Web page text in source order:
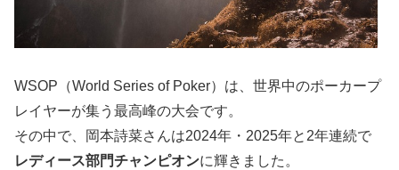
WSOP（World Series of Poker）は、世界中のポーカープ
レイヤーが集う最高峰の大会です。
その中で、岡本詩菜さんは2024年・2025年と2年連続で
レディース部門チャンピオンに輝きました。